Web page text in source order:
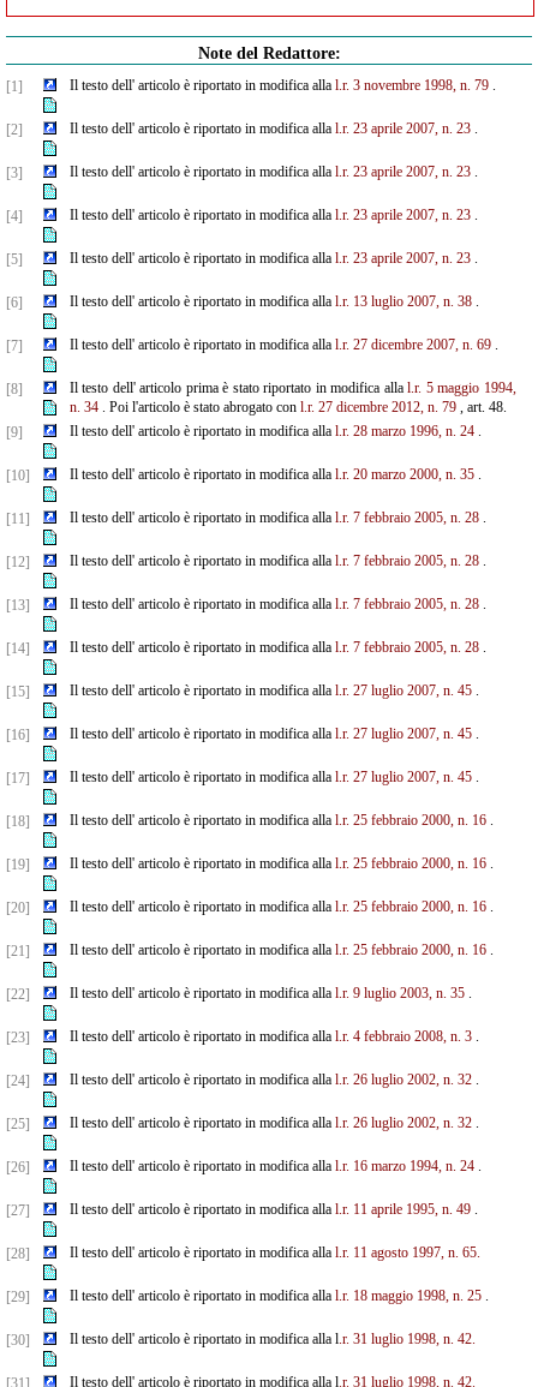
Note del Redattore:
[1] Il testo dell' articolo è riportato in modifica alla l.r. 3 novembre 1998, n. 79.
[2] Il testo dell' articolo è riportato in modifica alla l.r. 23 aprile 2007, n. 23.
[3] Il testo dell' articolo è riportato in modifica alla l.r. 23 aprile 2007, n. 23.
[4] Il testo dell' articolo è riportato in modifica alla l.r. 23 aprile 2007, n. 23.
[5] Il testo dell' articolo è riportato in modifica alla l.r. 23 aprile 2007, n. 23.
[6] Il testo dell' articolo è riportato in modifica alla l.r. 13 luglio 2007, n. 38.
[7] Il testo dell' articolo è riportato in modifica alla l.r. 27 dicembre 2007, n. 69.
[8] Il testo dell' articolo prima è stato riportato in modifica allal.r. 5 maggio 1994,
n. 34. Poi l'articolo è stato abrogato con l.r. 27 dicembre 2012, n. 79, art. 48.
[9]
Il testo dell' articolo è riportato in modifica alla l.r. 28 marzo 1996, n. 24.
[10] Il testo dell' articolo è riportato in modifica alla l.r. 20 marzo 2000, n. 35.
[11] Il testo dell' articolo è riportato in modifica alla l.r. 7 febbraio 2005, n. 28.
[12] Il testo dell' articolo è riportato in modifica alla l.r. 7 febbraio 2005, n. 28.
[13] Il testo dell' articolo è riportato in modifica alla l.r. 7 febbraio 2005, n. 28.
[14] Il testo dell' articolo è riportato in modifica alla l.r. 7 febbraio 2005, n. 28.
[15] Il testo dell' articolo è riportato in modifica alla l.r. 27 luglio 2007, n. 45.
[16] Il testo dell' articolo è riportato in modifica alla l.r. 27 luglio 2007, n. 45.
[17] Il testo dell' articolo è riportato in modifica alla l.r. 27 luglio 2007, n. 45.
[18] Il testo dell' articolo è riportato in modifica alla l.r. 25 febbraio 2000, n. 16.
[19] Il testo dell' articolo è riportato in modifica alla l.r. 25 febbraio 2000, n. 16.
[20] Il testo dell' articolo è riportato in modifica alla l.r. 25 febbraio 2000, n. 16.
[21] Il testo dell' articolo è riportato in modifica alla l.r. 25 febbraio 2000, n. 16.
[22] Il testo dell' articolo è riportato in modifica alla l.r. 9 luglio 2003, n. 35.
[23] Il testo dell' articolo è riportato in modifica alla l.r. 4 febbraio 2008, n. 3.
[24] Il testo dell' articolo è riportato in modifica alla l.r. 26 luglio 2002, n. 32.
[25] Il testo dell' articolo è riportato in modifica alla l.r. 26 luglio 2002, n. 32.
[26] Il testo dell' articolo è riportato in modifica alla l.r. 16 marzo 1994, n. 24.
[27] Il testo dell' articolo è riportato in modifica alla l.r. 11 aprile 1995, n. 49.
[28] Il testo dell' articolo è riportato in modifica alla l.r. 11 agosto 1997, n. 65.
[29] Il testo dell' articolo è riportato in modifica alla l.r. 18 maggio 1998, n. 25.
[30] Il testo dell' articolo è riportato in modifica alla l.r. 31 luglio 1998, n. 42.
[31] Il testo dell' articolo è riportato in modifica alla l.r. 31 luglio 1998, n. 42.